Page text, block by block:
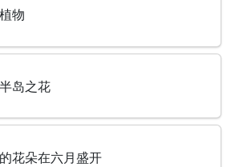
物
岛之花
花朵在六月盛开